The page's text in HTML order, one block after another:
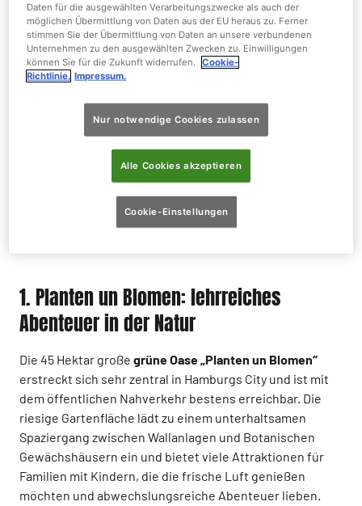
1. Planten un Blomen: lehrreiches
Abenteuer in der Natur
Die 45 Hektar große grüne Oase „Planten un Blomen“
erstreckt sich sehr zentral in Hamburgs City und ist mit
dem öffentlichen Nahverkehr bestens erreichbar. Die
riesige Gartenfläche lädt zu einem unterhaltsamen
Spaziergang zwischen Wallanlagen und Botanischen
Gewächshäusern ein und bietet viele Attraktionen für
Familien mit Kindern, die die frische Luft genießen
möchten und abwechslungsreiche Abenteuer lieben.
Daten für die ausgewählten Verarbeitungszwecke als auch der
möglichen Übermittlung von Daten aus der EU heraus zu. Ferner
stimmen Sie der Übermittlung von Daten an unsere verbundenen
Unternehmen zu den ausgewählten Zwecken zu. Einwilligungen
können Sie für die Zukunft widerrufen.
Cookie-
Richtlinie. Impressum.
Nur notwendige Cookies zulassen
Alle Cookies akzeptieren
Cookie-Einstellungen